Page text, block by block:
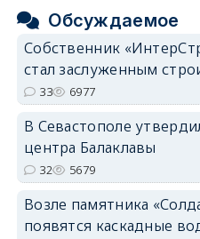
Обсуждаемое
Собственник
стал заслуженным
33 6977
В Севастополе
центра Балаклавы
32 5679
Возле памятника
появятся каскадные